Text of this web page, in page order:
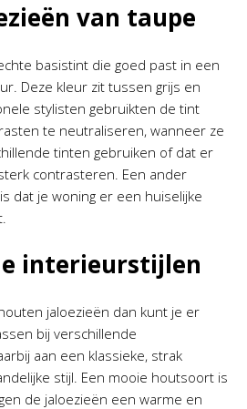
van taupe
basistint die goed past in een
Deze kleur zit tussen grijs en
stylisten gebruikten de tint
te neutraliseren, wanneer ze
tinten gebruiken of dat er
contrasteren. Een ander
dat je woning er een huiselijke
interieurstijlen
jaloezieën dan kunt je er
bij verschillende
aan een klassieke, strak
stijl. Een mooie houtsoort is
de jaloezieën een warme en